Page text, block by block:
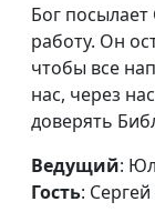
Библейская
Внутренности
Что значит
Библии?
Бог
работу. Он
чтобы все
нас, через
доверять
Ведущий:
Гость: